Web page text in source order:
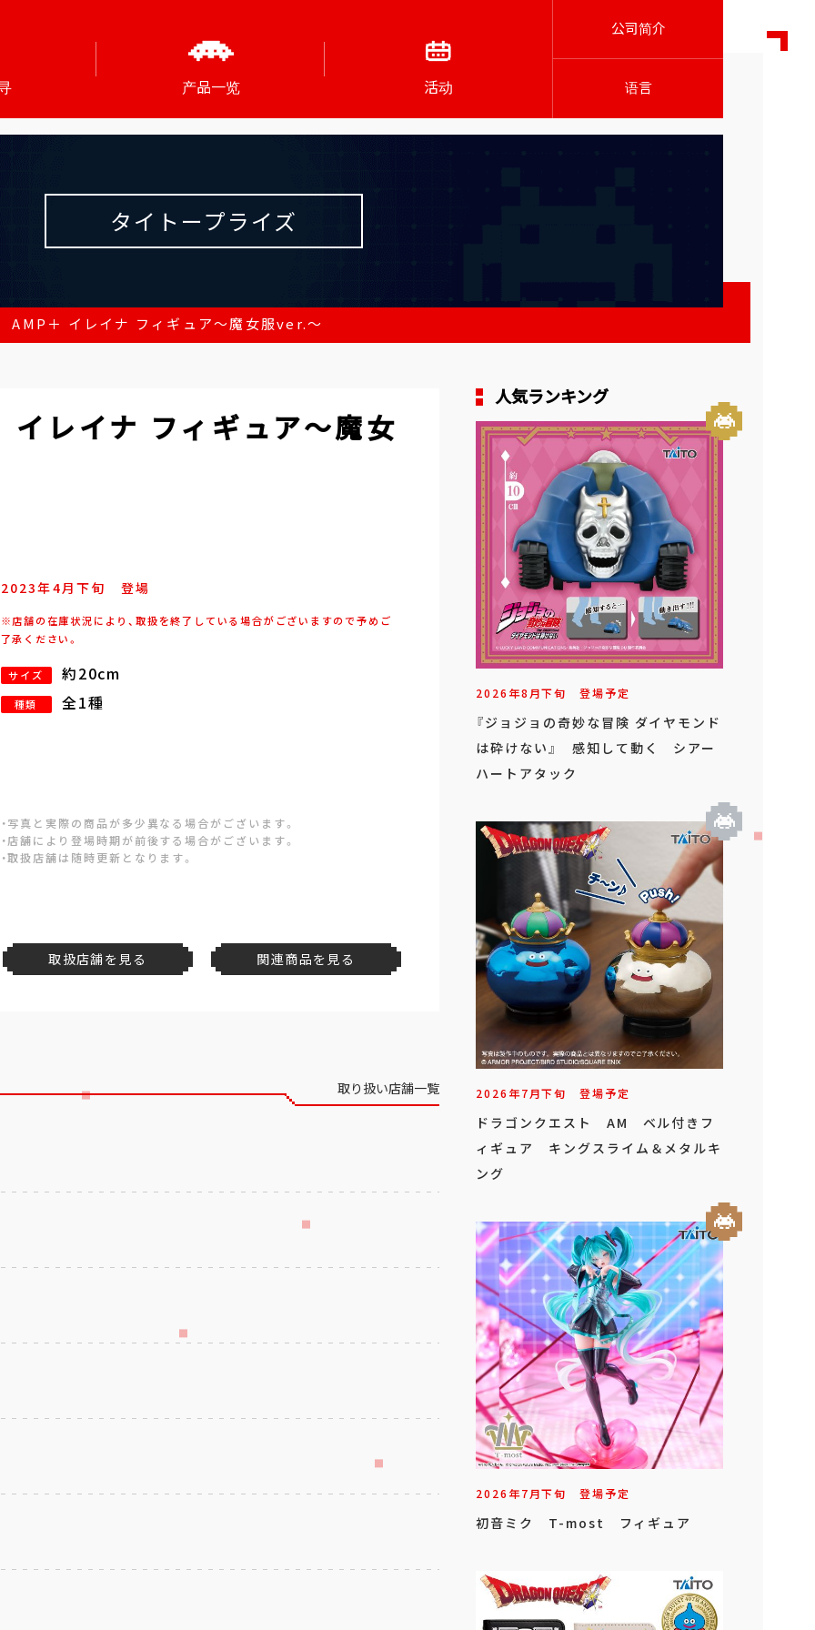
产品一览 活动
公司简介
语言
タイトープライズ
＋ イレイナ フィギュア～魔女服ver.～
レイナ フィギュア～魔女
2023年4月下旬 登場
※店舗の在庫状況により、取扱を終了している場合がございますので予めご
了承ください。
サイズ 約20cm
種類 全1種
・写真と実際の商品が多少異なる場合がございます。
・店舗により登場時期が前後する場合がございます。
・取扱店舗は随時更新となります。
取扱店舗を見る 関連商品を見る
取り扱い店舗一覧
人気ランキング
2026年8月下旬 登場予定
『ジョジョの奇妙な冒険 ダイヤモンド
は砕けない』 感知して動く シアー
ハートアタック
2026年7月下旬 登場予定
ドラゴンクエスト AM ベル付きフ
ィギュア キングスライム＆メタルキ
ング
2026年7月下旬 登場予定
初音ミク T-most フィギュア